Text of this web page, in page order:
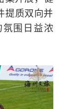
提质双向并
围日益浓